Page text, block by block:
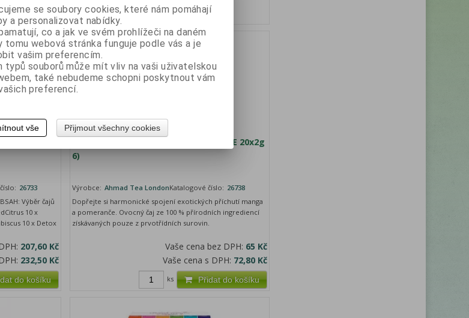
26733
Výběr čajů
10 x
10 x Detox
207,60 Kč
232,50 Kč
do košíku
Ahmad Tea Infusion MANGO&ORANGE 20x2g
6)
Výrobce: Ahmad Tea LondonKatalogové číslo: 26738
Dopřejte si harmonické spojení exotických příchutí manga
a pomeranče. Ovocný čaj ze 100 % přírodních ingrediencí
získávaných pouze z prvotřídních surovin.
Vaše cena bez DPH: 65 Kč
Vaše cena s DPH: 72,80 Kč
Přidat do košíku
ks
se soubory cookies, které nám pomáhají
a personalizovat nabídky.
co a jak ve svém prohlížeči na daném
tomu webová stránka funguje podle vás a je
vašim preferencím.
typů souborů může mít vliv na vaši uživatelskou
také nebudeme schopni poskytnout vám
preferencí.
vše Přijmout všechny cookies